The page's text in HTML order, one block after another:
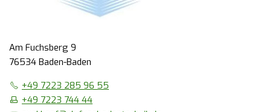
Am Fuchsberg 9
76534 Baden-Baden
+49 7223 285 96 55
+49 7223 744 44